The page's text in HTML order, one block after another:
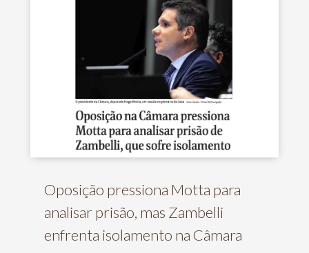
Oposição pressiona Motta para
analisar prisão, mas Zambelli
enfrenta isolamento na Câmara